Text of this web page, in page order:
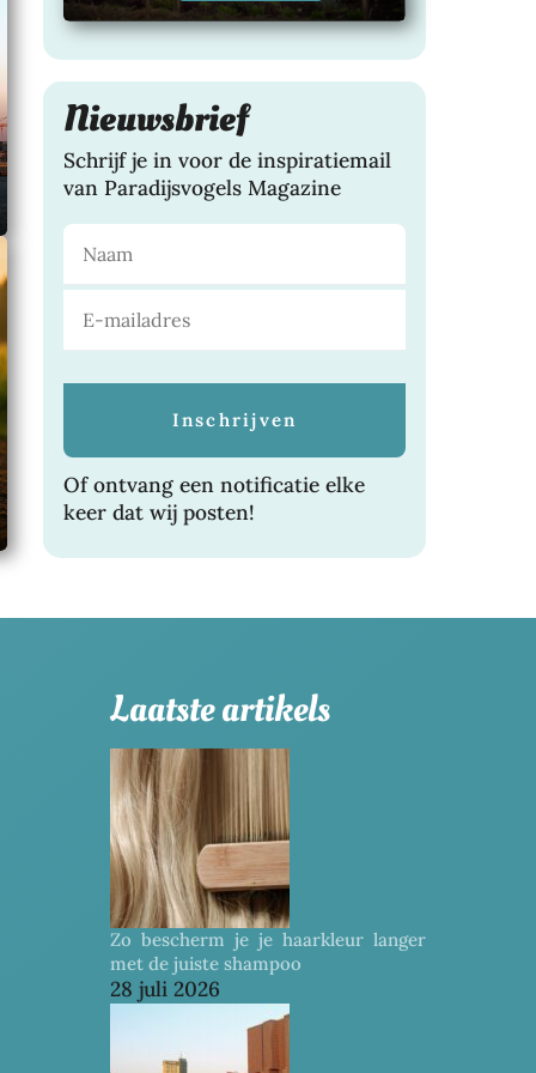
Nieuwsbrief
Schrijf je in voor de inspiratiemail
van Paradijsvogels Magazine
Of ontvang een notificatie elke
keer dat wij posten!
Laatste artikels
Zo bescherm je je haarkleur langer
met de juiste shampoo
28 juli 2026